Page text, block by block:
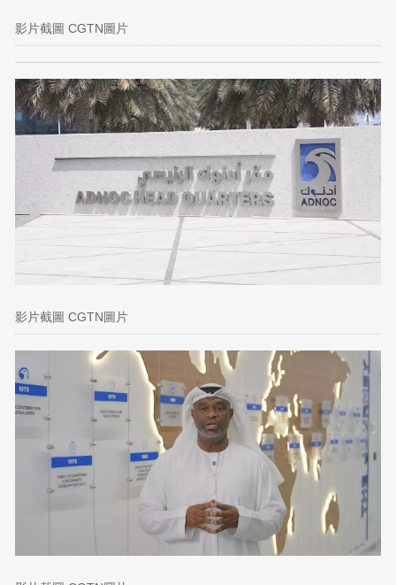
影片截圖 CGTN圖片
影片截圖 CGTN圖片